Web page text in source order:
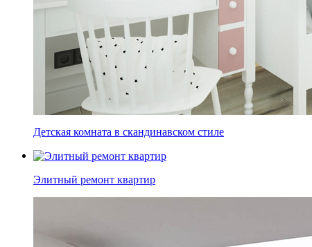
Детская комната в скандинавском стиле
Элитный ремонт квартир